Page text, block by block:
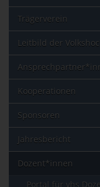
Trägerverein
Leitbild der
Kooperationen
Sponsoren
Jahresbericht
Dozent*innen
Portal für vhs